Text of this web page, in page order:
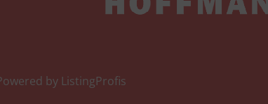
by ListingProfis